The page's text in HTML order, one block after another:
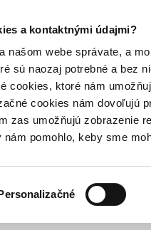
a kontaktnými údajmi?
našom webe správate, a
sú naozaj potrebné a bez
cookies, ktoré nám
cookies nám dovoľujú
zas umožňujú zobrazenie
pomohlo, keby sme